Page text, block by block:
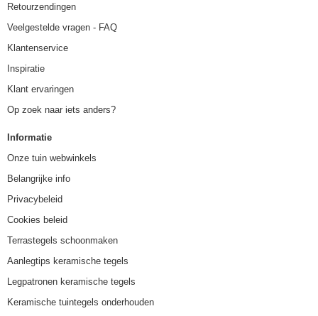
Retourzendingen
Veelgestelde vragen - FAQ
Klantenservice
Inspiratie
Klant ervaringen
Op zoek naar iets anders?
Informatie
Onze tuin webwinkels
Belangrijke info
Privacybeleid
Cookies beleid
Terrastegels schoonmaken
Aanlegtips keramische tegels
Legpatronen keramische tegels
Keramische tuintegels onderhouden